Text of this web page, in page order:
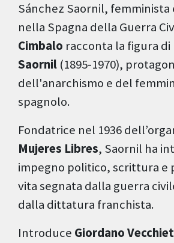
Sánchez Saornil, femminista
nella Spagna della Guerra
Cimbalo racconta la figura di
Saornil (1895-1970),
dell'anarchismo e del
spagnolo.
Fondatrice nel 1936
Mujeres Libres, Saornil ha
impegno politico, scrittura e
vita segnata dalla guerra
dalla dittatura franchista.
Introduce Giordano